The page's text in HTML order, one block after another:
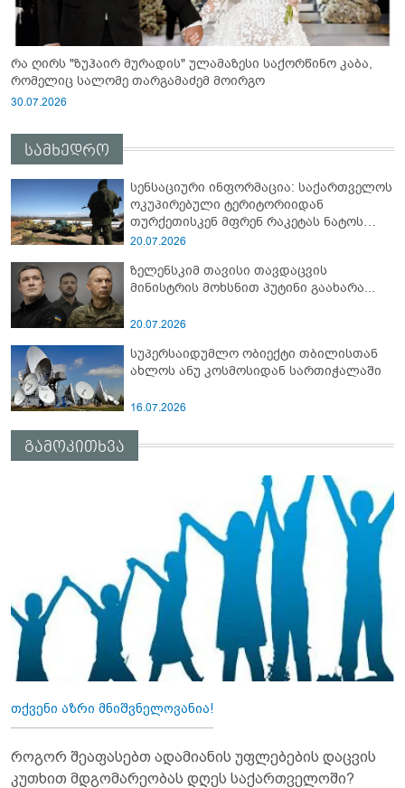
რა ღირს "ზუჰაირ მურადის" ულამაზესი საქორწინო კაბა,
რომელიც სალომე თარგამაძემ მოირგო
30.07.2026
სამხედრო
სენსაციური ინფორმაცია: საქართველოს
ოკუპირებული ტერიტორიიდან
თურქეთისკენ მფრენ რაკეტას ნატოს
სამიტი კინაღამ ჩაუშლია
20.07.2026
ზელენსკიმ თავისი თავდაცვის
მინისტრის მოხსნით პუტინი გაახარა...
20.07.2026
სუპერსაიდუმლო ობიექტი თბილისთან
ახლოს ანუ კოსმოსიდან სართიჭალაში
16.07.2026
გამოკითხვა
თქვენი აზრი მნიშვნელოვანია!
როგორ შეაფასებთ ადამიანის უფლებების დაცვის
კუთხით მდგომარეობას დღეს საქართველოში?